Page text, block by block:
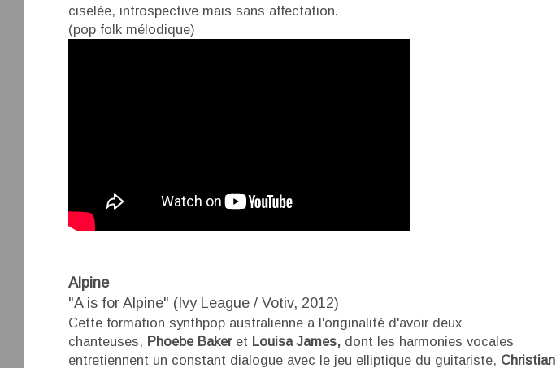
ciselée, introspective mais sans affectation.
(pop folk mélodique)
Alpine
"A is for Alpine" (Ivy League / Votiv, 2012)
Cette formation synthpop australienne a l'originalité d'avoir deux
chanteuses, Phoebe Bakeret Louisa James,dont les harmonies vocales
entretiennent un constant dialogue avec le jeu elliptique du guitariste, Christian